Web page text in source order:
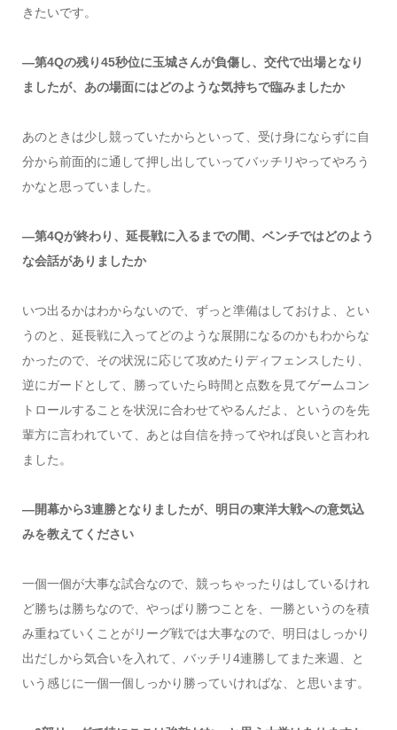
きたいです。
―第4Qの残り45秒位に玉城さんが負傷し、交代で出場となり
ましたが、あの場面にはどのような気持ちで臨みましたか
あのときは少し競っていたからといって、受け身にならずに自
分から前面的に通して押し出していってバッチリやってやろう
かなと思っていました。
―第4Qが終わり、延長戦に入るまでの間、ベンチではどのよう
な会話がありましたか
いつ出るかはわからないので、ずっと準備はしておけよ、とい
うのと、延長戦に入ってどのような展開になるのかもわからな
かったので、その状況に応じて攻めたりディフェンスしたり、
逆にガードとして、勝っていたら時間と点数を見てゲームコン
トロールすることを状況に合わせてやるんだよ、というのを先
輩方に言われていて、あとは自信を持ってやれば良いと言われ
ました。
―開幕から3連勝となりましたが、明日の東洋大戦への意気込
みを教えてください
一個一個が大事な試合なので、競っちゃったりはしているけれ
ど勝ちは勝ちなので、やっぱり勝つことを、一勝というのを積
み重ねていくことがリーグ戦では大事なので、明日はしっかり
出だしから気合いを入れて、バッチリ4連勝してまた来週、と
いう感じに一個一個しっかり勝っていければな、と思います。